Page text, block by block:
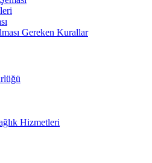
Gereken Kurallar
Hizmetleri